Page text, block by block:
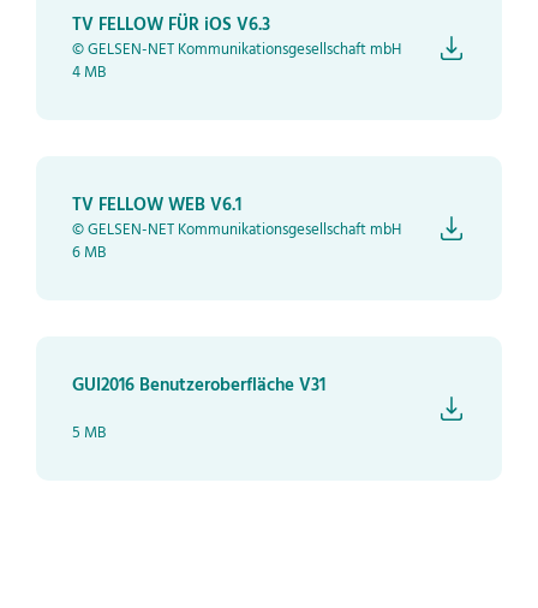
TV FELLOW FÜR iOS V6.3
© GELSEN-NET Kommunikationsgesellschaft mbH
4 MB
TV FELLOW WEB V6.1
© GELSEN-NET Kommunikationsgesellschaft mbH
6 MB
GUI2016 Benutzeroberfläche V31
5 MB